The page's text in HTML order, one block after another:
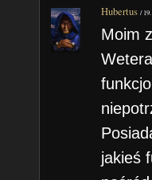
Hubertus /
Moim
jakieś